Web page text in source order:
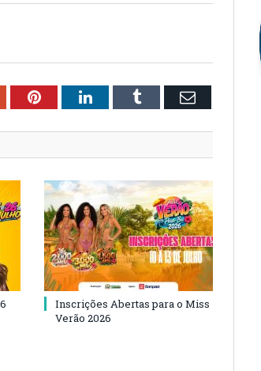
PinterestLinkedInTumblr Email
Inscrições Abertas para o Miss
Verão 2026